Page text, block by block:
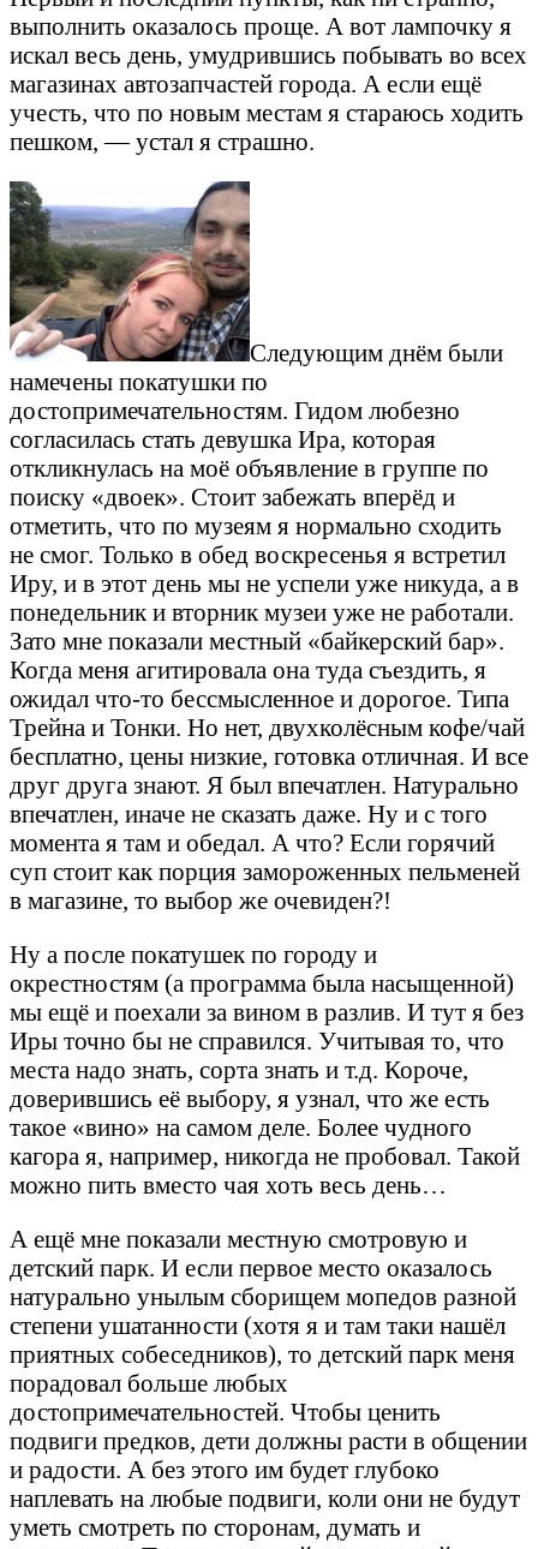
выполнить оказалось проще. А вот лампочку я
искал весь день, умудрившись побывать во всех
магазинах автозапчастей города. А если ещё
учесть, что по новым местам я стараюсь ходить
пешком, — устал я страшно.
Следующим днём были
намечены покатушки по
достопримечательностям. Гидом любезно
согласилась стать девушка Ира, которая
откликнулась на моё объявление в группе по
поиску «двоек». Стоит забежать вперёд и
отметить, что по музеям я нормально сходить
не смог. Только в обед воскресенья я встретил
Иру, и в этот день мы не успели уже никуда, а в
понедельник и вторник музеи уже не работали.
Зато мне показали местный «байкерский бар».
Когда меня агитировала она туда съездить, я
ожидал что-то бессмысленное и дорогое. Типа
Трейна и Тонки. Но нет, двухколёсным кофе/чай
бесплатно, цены низкие, готовка отличная. И все
друг друга знают. Я был впечатлен. Натурально
впечатлен, иначе не сказать даже. Ну и с того
момента я там и обедал. А что? Если горячий
суп стоит как порция замороженных пельменей
в магазине, то выбор же очевиден?!
Ну а после покатушек по городу и
окрестностям (а программа была насыщенной)
мы ещё и поехали за вином в разлив. И тут я без
Иры точно бы не справился. Учитывая то, что
места надо знать, сорта знать и т.д. Короче,
доверившись её выбору, я узнал, что же есть
такое «вино» на самом деле. Более чудного
кагора я, например, никогда не пробовал. Такой
можно пить вместо чая хоть весь день…
А ещё мне показали местную смотровую и
детский парк. И если первое место оказалось
натурально унылым сборищем мопедов разной
степени ушатанности (хотя я и там таки нашёл
приятных собеседников), то детский парк меня
порадовал больше любых
достопримечательностей. Чтобы ценить
подвиги предков, дети должны расти в общении
и радости. А без этого им будет глубоко
наплевать на любые подвиги, коли они не будут
уметь смотреть по сторонам, думать и